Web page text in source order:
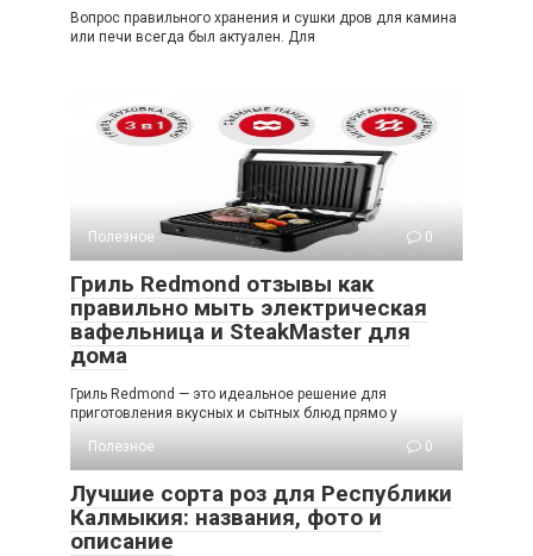
Вопрос правильного хранения и сушки дров для камина
или печи всегда был актуален. Для
Полезное 0
Гриль Redmond отзывы как
правильно мыть электрическая
вафельница и SteakMaster для
дома
Гриль Redmond — это идеальное решение для
приготовления вкусных и сытных блюд прямо у
Полезное
0
Лучшие сорта роз для Республики
Калмыкия: названия, фото и
описание